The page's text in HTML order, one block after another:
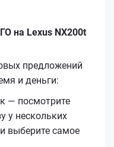
на Lexus NX200t
предложений
и деньги:
— посмотрите
у нескольких
выберите самое